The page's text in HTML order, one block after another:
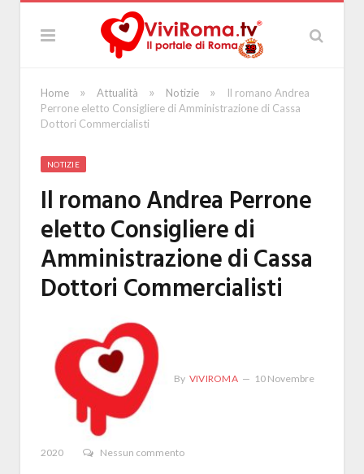
Home » Attualità » Notizie »
Il romano Andrea
Perrone eletto Consigliere di Amministrazione di Cassa
Dottori Commercialisti
NOTIZIE
Il romano Andrea Perrone
eletto Consigliere di
Amministrazione di Cassa
Dottori Commercialisti
By VIVIROMA 10 Novembre
2020 Nessun commento